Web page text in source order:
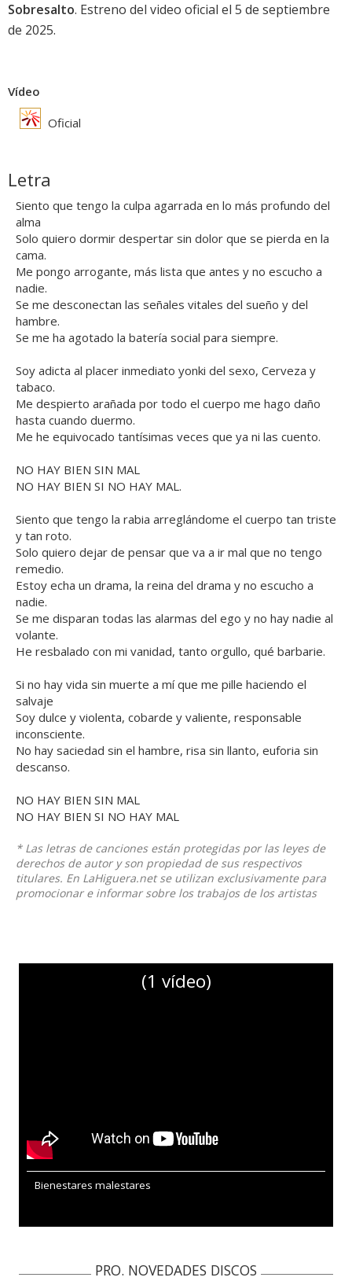
Sobresalto. Estreno del video oficial el 5 de septiembre
de 2025.
Vídeo
Oficial
Letra
Siento que tengo la culpa agarrada en lo más profundo del
alma
Solo quiero dormir despertar sin dolor que se pierda en la
cama.
Me pongo arrogante, más lista que antes y no escucho a
nadie.
Se me desconectan las señales vitales del sueño y del
hambre.
Se me ha agotado la batería social para siempre.
Soy adicta al placer inmediato yonki del sexo, Cerveza y
tabaco.
Me despierto arañada por todo el cuerpo me hago daño
hasta cuando duermo.
Me he equivocado tantísimas veces que ya ni las cuento.
NO HAY BIEN SIN MAL
NO HAY BIEN SI NO HAY MAL.
Siento que tengo la rabia arreglándome el cuerpo tan triste
y tan roto.
Solo quiero dejar de pensar que va a ir mal que no tengo
remedio.
Estoy echa un drama, la reina del drama y no escucho a
nadie.
Se me disparan todas las alarmas del ego y no hay nadie al
volante.
He resbalado con mi vanidad, tanto orgullo, qué barbarie.
Si no hay vida sin muerte a mí que me pille haciendo el
salvaje
Soy dulce y violenta, cobarde y valiente, responsable
inconsciente.
No hay saciedad sin el hambre, risa sin llanto, euforia sin
descanso.
NO HAY BIEN SIN MAL
NO HAY BIEN SI NO HAY MAL
* Las letras de canciones están protegidas por las leyes de
derechos de autor y son propiedad de sus respectivos
titulares. En LaHiguera.net se utilizan exclusivamente para
promocionar e informar sobre los trabajos de los artistas
(1 vídeo)
Bienestares malestares
PRO. NOVEDADES DISCOS